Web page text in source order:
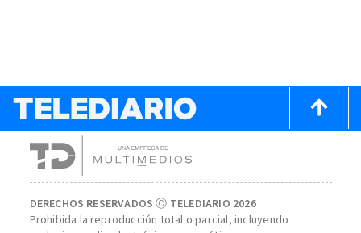
DERECHOS RESERVADOS Ⓒ TELEDIARIO 2026
Prohibida la reproducción total o parcial, incluyendo